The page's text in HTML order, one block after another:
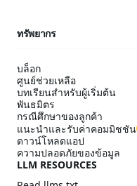
ทรัพยากร
บล็อก
ศูนย์ช่วยเหลือ
บทเรียนสำหรับผู้เริ่มต้น
พันธมิตร
กรณีศึกษาของลูกค้า
แนะนำและรับค่าคอมมิชชัน
ดาวน์โหลดแอป
ความปลอดภัยของข้อมูล
LLM RESOURCES